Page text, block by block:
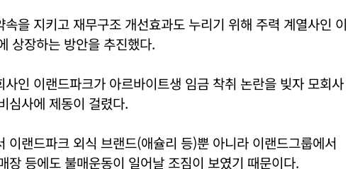
을 지키고 재무구조 개선효과도 누리기 위해 주력 계열사인 이
상장하는 방안을 추진했다.
인 이랜드파크가 아르바이트생 임금 착취 논란을 빚자 모회사
심사에 제동이 걸렸다.
이랜드파크 외식 브랜드(애슐리 등)뿐 아니라 이랜드그룹에서
장 등에도 불매운동이 일어날 조짐이 보였기 때문이다.